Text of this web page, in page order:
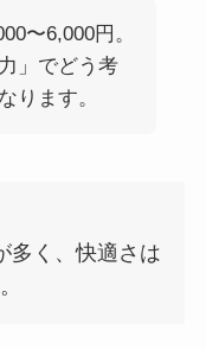
〜6,000円。
」でどう考
ります。
多く、快適さは